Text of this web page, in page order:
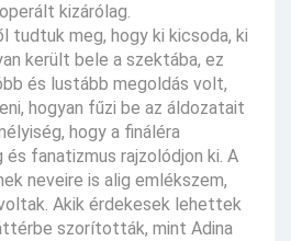
kizárólag.
tudtuk meg, hogy ki kicsoda, ki
került bele a szektába, ez
és lustább megoldás volt,
hogyan fűzi be az áldozatait
hogy a fináléra
fanatizmus rajzolódjon ki. A
neveire is alig emlékszem,
Akik érdekesek lehettek
szorították, mint Adina